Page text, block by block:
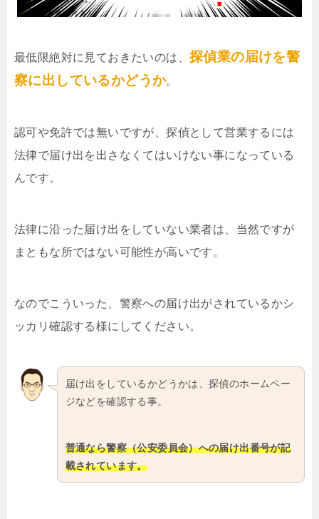
最低限絶対に見ておきたいのは、 探偵業の届けを警
察に出しているかどうか。
認可や免許では無いですが、探偵として営業するには
法律で届け出を出さなくてはいけない事になっている
んです。
法律に沿った届け出をしていない業者は、当然ですが
まともな所ではない可能性が高いです。
なのでこういった、警察への届け出がされているかシ
ッカリ確認する様にしてください。
届け出をしているかどうかは、探偵のホームペー
ジなどを確認する事。
普通なら警察（公安委員会）への届け出番号が記
載されています。